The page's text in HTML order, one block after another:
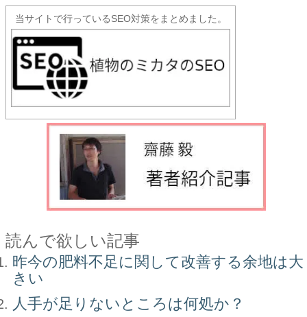
当サイトで行っているSEO対策をまとめました。
読んで欲しい記事
昨今の肥料不足に関して改善する余地は大
きい
人手が足りないところは何処か？